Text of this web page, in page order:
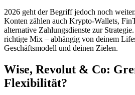
2026 geht der Begriff jedoch noch
Konten zählen auch Krypto-Wallets,
alternative Zahlungsdienste zur
richtige Mix – abhängig von deinem
Geschäftsmodell und deinen Zielen.
Wise, Revolut & Co:
Flexibilität?